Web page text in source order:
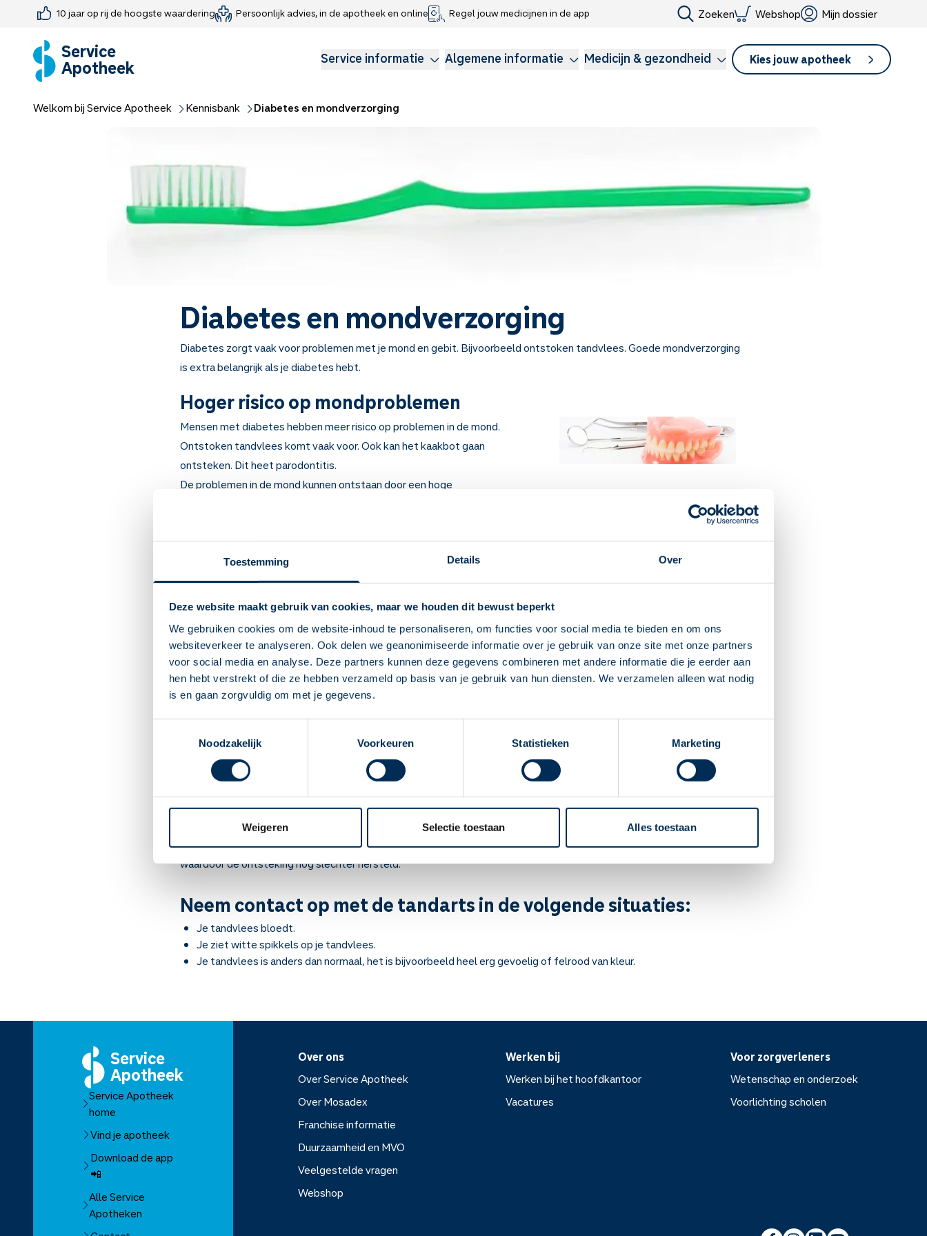
Toestemming Details Over
Deze website maakt gebruik van cookies, maar we houden dit bewust beperkt
We gebruiken cookies om de website-inhoud te personaliseren, om functies voor social media te bieden en om ons
websiteverkeer te analyseren. Ook delen we geanonimiseerde informatie over je gebruik van onze site met onze partners
voor social media en analyse. Deze partners kunnen deze gegevens combineren met andere informatie die je eerder aan
hen hebt verstrekt of die ze hebben verzameld op basis van je gebruik van hun diensten. We verzamelen alleen wat nodig
is en gaan zorgvuldig om met je gegevens.
Noodzakelijk
Voorkeuren Statistieken Marketing
Weigeren Selectie toestaan Alles toestaan
Deze Service Apotheek staat nu ingesteld als
jouw apotheek
Zo kan je makkelijk alle informatie vinden in het
10 jaar op rij de hoogste waardering Persoonlijk advies, in de apotheek en online Regel jouw medicijnen in de app Zoeken Webshop Mijn dossier
Service
Apotheek Service informatie Algemene informatie Medicijn & gezondheid Kies jouw apotheek
Farmaceutisch consult
Medicijn-APK
Webshop
Jouw medische gegevens delen
Klachtenregeling
Medicijnen voor kinderen
Longzorg
Welkom bij Service Apotheek Kennisbank Diabetes en mondverzorging
Diabetes en mondverzorging
Diabetes zorgt vaak voor problemen met je mond en gebit. Bijvoorbeeld ontstoken tandvlees. Goede mondverzorging
is extra belangrijk als je diabetes hebt.
Hoger risico op mondproblemen
Mensen met diabetes hebben meer risico op problemen in de mond.
Ontstoken tandvlees komt vaak voor. Ook kan het kaakbot gaan
ontsteken. Dit heet parodontitis.
De problemen in de mond kunnen ontstaan door een hoge
veroorzaken.
Voorkom mondproblemen met de volgende tips
Probeer je bloedglucose zo goed mogelijk onder controle te houden
Leef gezond; eet goed, beweeg voldoende en rook niet.
Eet en drink niet te veel zure producten zoals frisdrank.
Poets minimaal 2 keer per dag je tanden.
Reinig dagelijks ook tussen de tanden met flossdraad, stokers of ragers.
Gebruik eventueel een anti-plak mondspoeling met fluoride.
Vertel je tandarts dat je diabetes hebt.
Laat je gebit elk half jaar controleren door de tandarts.
2 tot 3 keer meer kans op tandvleesontsteking
Mensen met diabetes zijn gevoeliger voor ontstekingen. Ook genezen ontstekingen minder snel als je diabetes hebt. Je
hebt 2 tot 3 keer zoveel kans op tandvleesontsteking. Vooral wanneer je bloedglucose niet onder controle is. Dit heeft
ook weer gevolgen voor je diabetes. Een ontsteking in het lichaam zorgt er namelijk voor dat de gevoeligheid voor
insuline vermindert, waardoor je meer insuline nodig hebt. Een tandvleesontsteking ontregelt dus je bloedglucose
waardoor de ontsteking nog slechter hersteld.
Neem contact op met de tandarts in de volgende situaties:
Je tandvlees bloedt.
Je ziet witte spikkels op je tandvlees.
Je tandvlees is anders dan normaal, het is bijvoorbeeld heel erg gevoelig of felrood van kleur.
Service
Apotheek
Service Apotheek
home
Vind je apotheek
Download de app
📲
Alle Service
Apotheken
Over ons
Over Service Apotheek
Over Mosadex
Franchise informatie
Duurzaamheid en MVO
Veelgestelde vragen
Webshop
Werken bij
Werken bij het hoofdkantoor
Vacatures
Voor zorgverleners
Wetenschap en onderzoek
Voorlichting scholen